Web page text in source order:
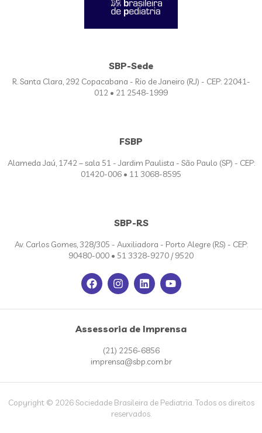
SBP-Sede
R. Santa Clara, 292 Copacabana - Rio de Janeiro (RJ) - CEP: 22041-
012 • 21 2548-1999
FSBP
Alameda Jaú, 1742 – sala 51 - Jardim Paulista - São Paulo (SP) - CEP:
01420-006 • 11 3068-8595
SBP-RS
Av. Carlos Gomes, 328/305 - Auxiliadora - Porto Alegre (RS) - CEP:
90480-000 • 51 3328-9270 / 9520
Assessoria de Imprensa
(21) 2256-6856
imprensa@sbp.com.br
Copyright © 2026 Sociedade Brasileira de Pediatria. Todos os direitos
reservados.